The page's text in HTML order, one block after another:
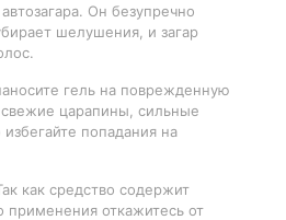
Он безупречно
шелушения, и загар
гель на поврежденную
царапины, сильные
попадания на
как средство содержит
применения откажитесь от